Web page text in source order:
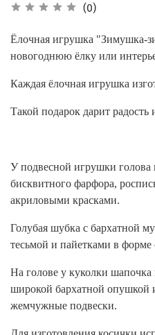
(0)
Ёлочная игрушка "Зимушка-
новогоднюю ёлку или
Каждая ёлочная игрушка
Такой подарок дарит
У подвесной игрушки
бисквитного фарфора,
акриловыми красками.
Голубая шубка с бархатной
тесьмой и пайетками в
На голове у куколки шапочка
широкой бархатной опушкой
жемчужные подвески.